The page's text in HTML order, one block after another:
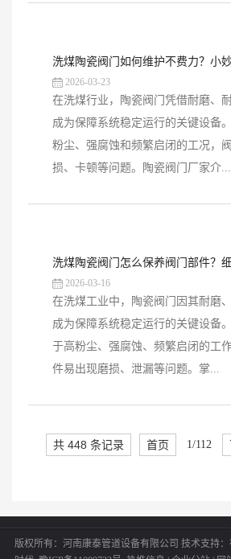
洗煤陶瓷阀门如何维护不费力？小
2026-03-23
在洗煤行业，陶瓷阀门凭借耐磨、
成为保障系统稳定运行的关键设备
粉尘、强腐蚀和频繁启闭的工况，
损、卡顿等问题。陶瓷阀门厂家介...
洗煤陶瓷阀门怎么保养阀门部件？
2026-03-16
在洗煤工业中，陶瓷阀门因其耐磨
成为保障系统稳定运行的关键设备
于高粉尘、强腐蚀、频繁启闭的工
件易出现磨损、泄漏等问题。掌...
共 448 条记录 首页 1/112
版权所有：河南康泰管道设备有限公司 技术支持：